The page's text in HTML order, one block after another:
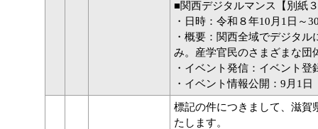
■関西デジタルマンス【別紙
・日時：令和８年10月1日～
・概要：関西全域でデジタ
み。産学官民のさまざまな団
・イベント発信：イベント
・イベント情報公開：9月1
標記の件につきまして、滋賀
たします。